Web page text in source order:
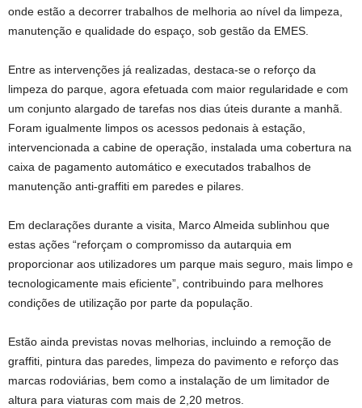
onde estão a decorrer trabalhos de melhoria ao nível da limpeza,
manutenção e qualidade do espaço, sob gestão da EMES.
Entre as intervenções já realizadas, destaca-se o reforço da
limpeza do parque, agora efetuada com maior regularidade e com
um conjunto alargado de tarefas nos dias úteis durante a manhã.
Foram igualmente limpos os acessos pedonais à estação,
intervencionada a cabine de operação, instalada uma cobertura na
caixa de pagamento automático e executados trabalhos de
manutenção anti-graffiti em paredes e pilares.
Em declarações durante a visita, Marco Almeida sublinhou que
estas ações “reforçam o compromisso da autarquia em
proporcionar aos utilizadores um parque mais seguro, mais limpo e
tecnologicamente mais eficiente”, contribuindo para melhores
condições de utilização por parte da população.
Estão ainda previstas novas melhorias, incluindo a remoção de
graffiti, pintura das paredes, limpeza do pavimento e reforço das
marcas rodoviárias, bem como a instalação de um limitador de
altura para viaturas com mais de 2,20 metros.